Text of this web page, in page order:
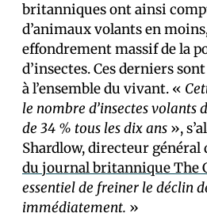
britanniques ont ainsi
d’animaux volants en
effondrement massif de la
d’insectes. Ces derniers
à l’ensemble du vivant. «
le nombre d’insectes volants
de 34 % tous les dix ans »,
Shardlow, directeur général
du journal britannique The
essentiel de freiner le déclin
immédiatement. »